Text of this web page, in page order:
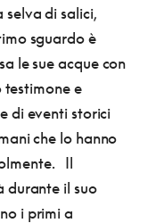
di salici,
sguardo è
le sue acque con
testimone e
di eventi storici
che lo hanno
Il
durante il suo
i primi a